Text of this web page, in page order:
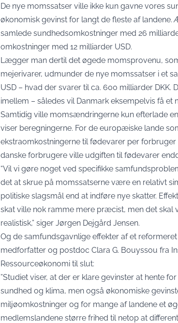
De nye momssatser ville ikke kun gavne vores
økonomisk gevinst for langt de fleste af
samlede sundhedsomkostninger med 26
omkostninger med 12 milliarder USD.
Lægger man dertil det øgede momsprovenu,
mejerivarer, udmunder de nye momssatser i et
USD – hvad der svarer til ca. 600 milliarder DKK.
imellem – således vil Danmark eksempelvis få
Samtidig ville momsændringerne kun efterlade
viser beregningerne. For de europæiske lande
ekstraomkostningerne til fødevarer per
danske forbrugere ville udgiften til fødevarer
“Vil vi gøre noget ved specifikke
det at skrue på momssatserne være en relativt
politiske slagsmål end at indføre nye skatter.
skat ville nok ramme mere præcist, men det skal
realistisk,” siger Jørgen Dejgård Jensen.
Og de samfundsgavnlige effekter af et
medforfatter og postdoc Clara G. Bouyssou fra
Ressourceøkonomi til slut:
”Studiet viser, at der er klare gevinster at hente
sundhed og klima, men også økonomiske
miljøomkostninger og for mange af landene et
medlemslandene større frihed til netop at